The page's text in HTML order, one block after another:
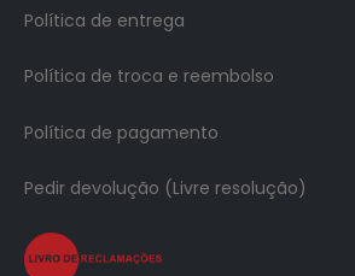
Política de entrega
Política de troca e reembolso
Política de pagamento
Pedir devolução (Livre resolução)